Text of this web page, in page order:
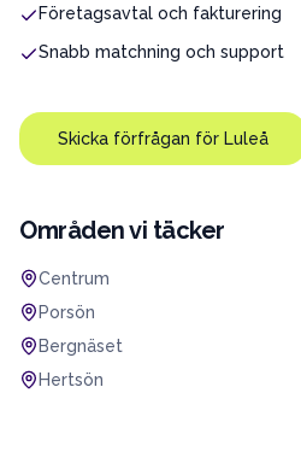
Företagsavtal och fakturering
Snabb matchning och support
Skicka förfrågan för Luleå
Områden vi täcker
Centrum
Porsön
Bergnäset
Hertsön